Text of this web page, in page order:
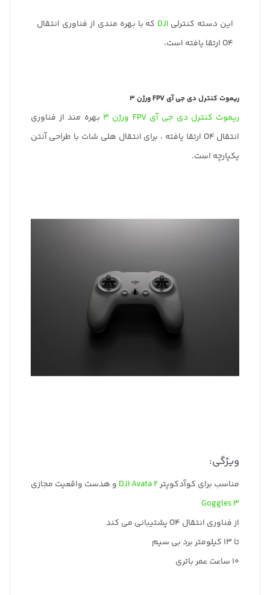
این دسته کنترلی DJI که با بهره مندی از فناوری انتقال
O4 ارتقا یافته است،
ریموت کنترل دی جی آی FPV ورژن 3
ریموت کنترل دی جی آی FPV ورژن 3
بهره مند از فناوری
انتقال O4 ارتقا یافته ، برای انتقال هلی شات با طراحی آنتن
یکپارچه است.
ویژگی:
مناسب برای کوآدکوپترDJI Avata 2 و هدست واقعیت مجازی
Goggles 3
از فناوری انتقال O4 پشتیبانی می کند
تا 13 کیلومتر برد بی سیم
10 ساعت عمر باتری